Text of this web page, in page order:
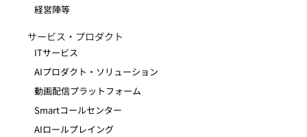
経営陣等
サービス・プロダクト
ITサービス
AIプロダクト・ソリューション
動画配信プラットフォーム
Smartコールセンター
AIロールプレイング